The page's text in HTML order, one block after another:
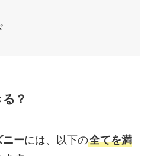
？
ニーには、以下の全てを満